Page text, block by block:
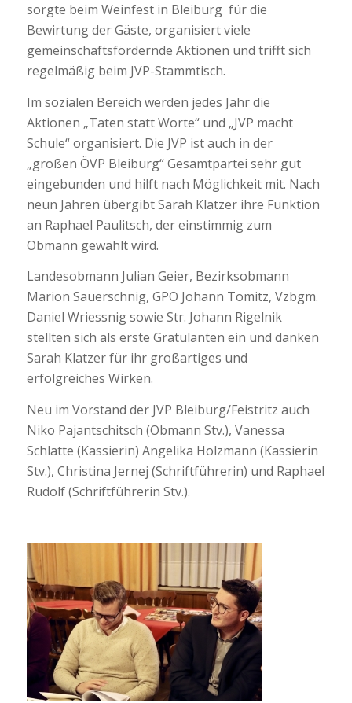
sorgte beim Weinfest in Bleiburg für die
Bewirtung der Gäste, organisiert viele
gemeinschaftsfördernde Aktionen und trifft sich
regelmäßig beim JVP-Stammtisch.
Im sozialen Bereich werden jedes Jahrdie
Aktionen „Taten statt Worte“ und „JVP macht
Schule“ organisiert. Die JVP ist auch in der
„großen ÖVP Bleiburg“Gesamtpartei sehr gut
eingebunden und hilft nach Möglichkeit mit. Nach
neun Jahren übergibtSarah Klatzer ihre Funktion
an Raphael Paulitsch, der einstimmig zum
Obmann gewählt wird.
Landesobmann Julian Geier, Bezirksobmann
Marion Sauerschnig, GPO Johann Tomitz, Vzbgm.
Daniel Wriessnig sowie Str. Johann Rigelnik
stellten sich als erste Gratulanten ein und danken
Sarah Klatzer für ihr großartiges und
erfolgreiches Wirken.
Neu im Vorstand der JVP Bleiburg/Feistritz auch
Niko Pajantschitsch (Obmann Stv.), Vanessa
Schlatte (Kassierin) Angelika Holzmann (Kassierin
Stv.), Christina Jernej (Schriftführerin) und Raphael
Rudolf (Schriftführerin Stv.).